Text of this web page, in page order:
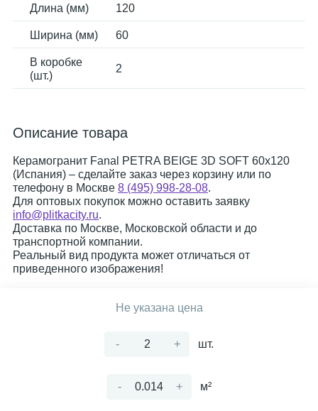
Длина (мм) 120
Ширина (мм) 60
В коробке
(шт.)
2
Описание товара
Керамогранит Fanal PETRA BEIGE 3D SOFT 60x120
(Испания) – сделайте заказ через корзину или по
телефону в Москве 8 (495) 998-28-08.
Для оптовых покупок можно оставить заявку
info@plitkacity.ru.
Доставка по Москве, Московской области и до
транспортной компании.
Реальный вид продукта может отличаться от
приведенного изображения!
Не указана цена
- + шт.
- + м²